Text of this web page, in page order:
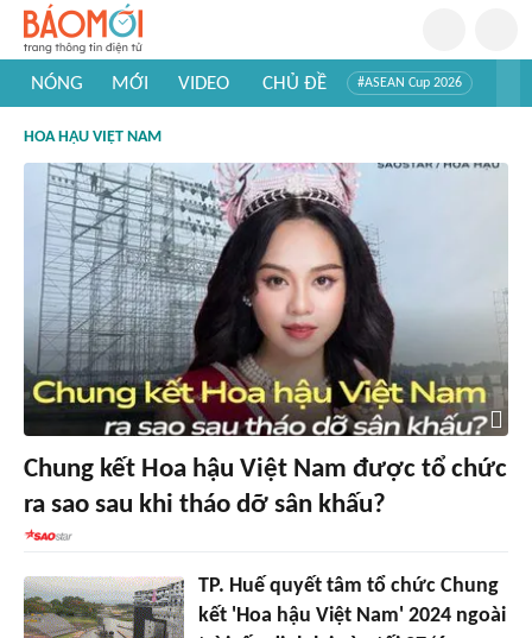
NÓNG MỚI VIDEO CHỦ ĐỀ #ASEAN Cup 2026
#Khám phá thế giới
HOA HẬU VIỆT NAM
Chung kết Hoa hậu Việt Nam được tổ chức
ra sao sau khi tháo dỡ sân khấu?
TP. Huế quyết tâm tổ chức Chung
kết 'Hoa hậu Việt Nam' 2024 ngoài